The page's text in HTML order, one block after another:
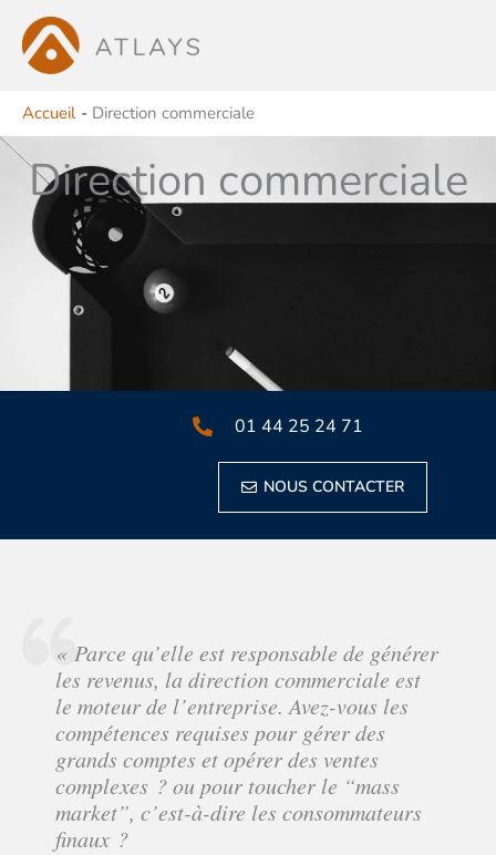
contenu
Accueil Direction commerciale
Direction commerciale​
01 44 25 24 71
NOUS CONTACTER
« Parce qu’elle est responsable de générer
les revenus, la direction commerciale est
le moteur de l’entreprise. Avez-vous les
compétences requises pour gérer des
grands comptes et opérer des ventes
complexes ? ou pour toucher le “mass
market”, c’est-à-dire les consommateurs
finaux ?